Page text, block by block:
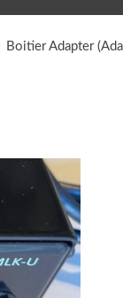
Boitier Adapter